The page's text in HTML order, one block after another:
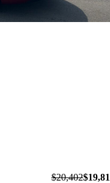
$20,402